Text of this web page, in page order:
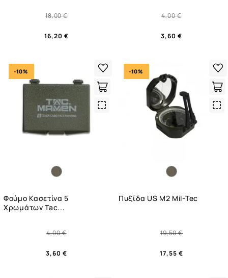
16,20 €
18,00 €
3,60 €
4,00 €
Φούμο Κασετίνα 5
Χρωμάτων Tac...
3,60 €
4,00 €
Quick
-10%
Πυξίδα US M2 Mil-Tec
17,55 €
19,50 €
-10%